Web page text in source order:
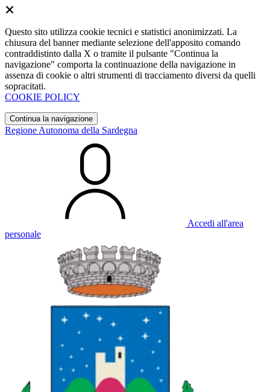
Questo sito utilizza cookie tecnici e statistici anonimizzati. La
chiusura del banner mediante selezione dell'apposito comando
contraddistinto dalla X o tramite il pulsante "Continua la
navigazione" comporta la continuazione della navigazione in
assenza di cookie o altri strumenti di tracciamento diversi da quelli
sopracitati.
COOKIE POLICY
Continua la navigazione
Regione Autonoma della Sardegna
Accedi all'area
personale